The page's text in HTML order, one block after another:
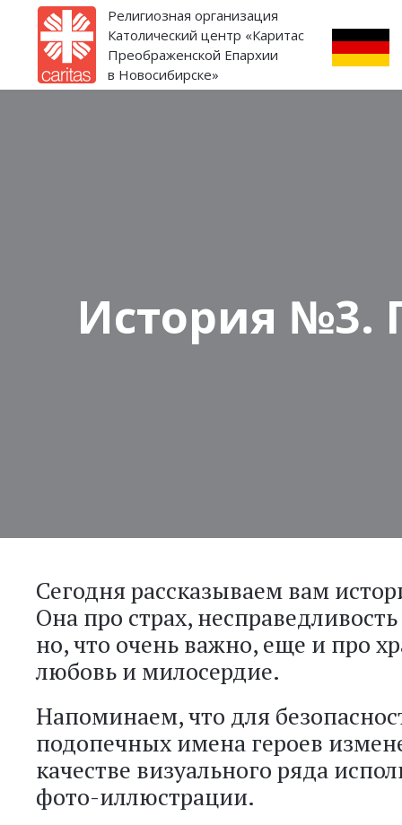
Религиозная организация
Католический центр «Каритас
Преображенской Епархии
в Новосибирске»
История №3.
Сегодня рассказываем вам
Она про страх,
но, что очень важно, еще и про
любовь и милосердие.
Напоминаем, что для
подопечных имена героев
качестве визуального ряда
фото-иллюстрации.